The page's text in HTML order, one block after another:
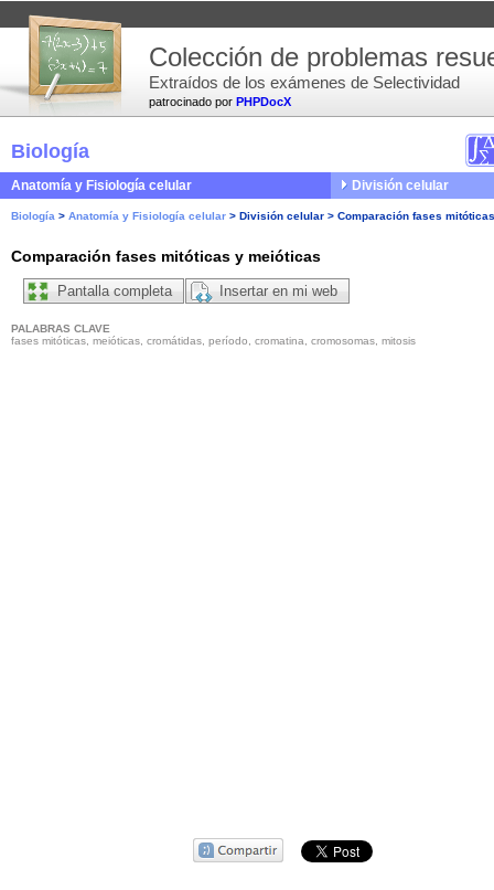
patrocinado por PHPDocX
Colección de problemas
Extraídos de los exámenes de Selectividad
Biología
Anatomía y Fisiología celular División celular
Biología > Anatomía y Fisiología celular > División celular > Comparación fases
Comparación fases mitóticas y meióticas
Pantalla completa Insertar en mi web
PALABRAS CLAVE
fases mitóticas, meióticas, cromátidas, período, cromatina, cromosomas, mitosis